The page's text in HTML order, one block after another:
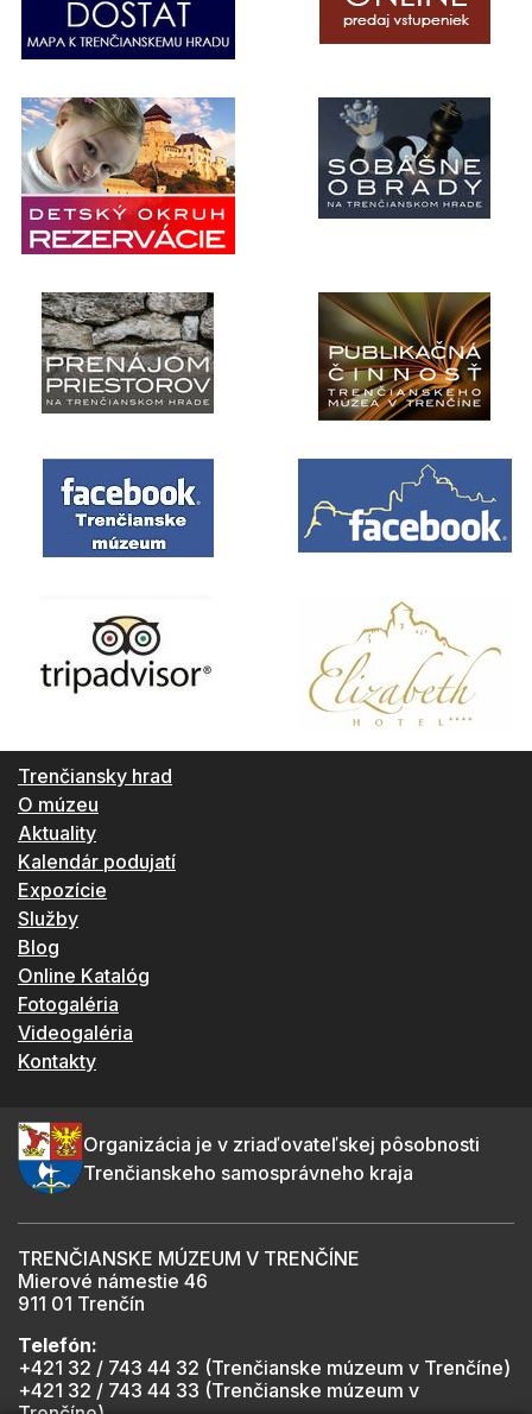
Trenčiansky hrad
O múzeu
Aktuality
Kalendár podujatí
Expozície
Služby
Blog
Online Katalóg
Fotogaléria
Videogaléria
Kontakty
Organizácia je v zriaďovateľskej pôsobnosti
Trenčianskeho samosprávneho kraja
TRENČIANSKE MÚZEUM V TRENČÍNE
Mierové námestie 46
911 01 Trenčín
Telefón:
+421 32 / 743 44 32 (Trenčianske múzeum v Trenčíne)
+421 32 / 743 44 33 (Trenčianske múzeum v